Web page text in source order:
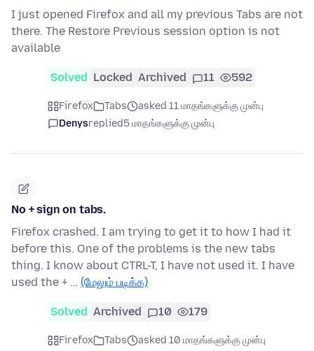
I just opened Firefox and all my previous Tabs are not
there. The Restore Previous session option is not
available
Solved Locked Archived 11 592
Firefox Tabs
asked 11 மாதங்களுக்கு முன்பு
Denysreplied5 மாதங்களுக்கு முன்பு
No + sign on tabs.
Firefox crashed. I am trying to get it to how I had it
before this. One of the problems is the new tabs
thing. I know about CTRL-T, I have not used it. I have
used the + … (மேலும் படிக்க)
Solved Archived 10 179
Firefox Tabs
asked 10 மாதங்களுக்கு முன்பு